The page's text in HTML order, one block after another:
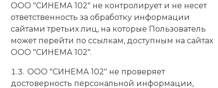
ООО "СИНЕМА 102" не контролирует и не несет
ответственность за обработку информации
сайтами третьих лиц, на которые Пользователь
может перейти по ссылкам, доступным на сайтах
ООО "СИНЕМА 102".
ООО "СИНЕМА 102" не проверяет
достоверность персональной информации,